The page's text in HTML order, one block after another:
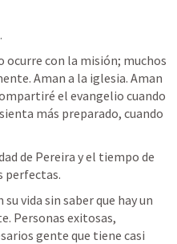
ocurre con la misión; muchos
Aman a la iglesia. Aman
el evangelio cuando
más preparado, cuando
de Pereira y el tiempo de
perfectas.
vida sin saber que hay un
Personas exitosas,
gente que tiene casi